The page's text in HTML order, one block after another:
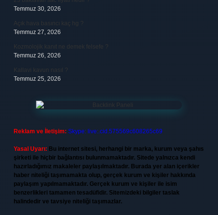
Temmuz 30, 2026
Açık hava basıncı kaç hg ?
Temmuz 27, 2026
Kozmolojik kanıt ne demek felsefe ?
Temmuz 26, 2026
Kallavi kavun nasıl ?
Temmuz 25, 2026
Reklam ve İletişim: Skype: live:.cid.575569c608265c69
Yasal Uyarı: Bu internet sitesi, herhangi bir marka, kurum veya şahıs
şirketi ile hiçbir bağlantısı bulunmamaktadır. Sitede yalnızca kendi
hazırladığımız makaleler paylaşılmaktadır. Burada yer alan içerikler
haber niteliği taşımamakta olup, gerçek kurum ve kişiler hakkında
paylaşım yapılmamaktadır. Gerçek kurum ve kişiler ile isim
benzerlikleri tamamen tesadüfidir. Sitemizdeki bilgiler taslak
halindedir ve tavsiye niteliği taşımazlar.